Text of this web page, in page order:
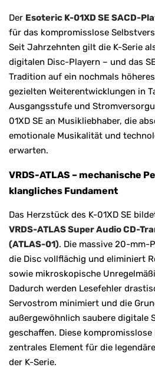
Der Esoteric K-01XD SE SACD-
für das kompromisslose
Seit Jahrzehnten gilt die K-Serie
digitalen Disc-Playern – und das
Tradition auf ein nochmals
gezielten Weiterentwicklungen in
Ausgangsstufe und
01XD SE an Musikliebhaber, die
emotionale Musikalität und
erwarten.
VRDS-ATLAS – mechanische
klangliches Fundament
Das Herzstück des K-01XD SE
VRDS-ATLAS Super Audio CD-
(ATLAS-01). Die massive 20-
die Disc vollflächig und eliminiert
sowie mikroskopische
Dadurch werden Lesefehler
Servostrom minimiert und die
außergewöhnlich saubere digitale
geschaffen. Diese
zentrales Element für die
der K-Serie.